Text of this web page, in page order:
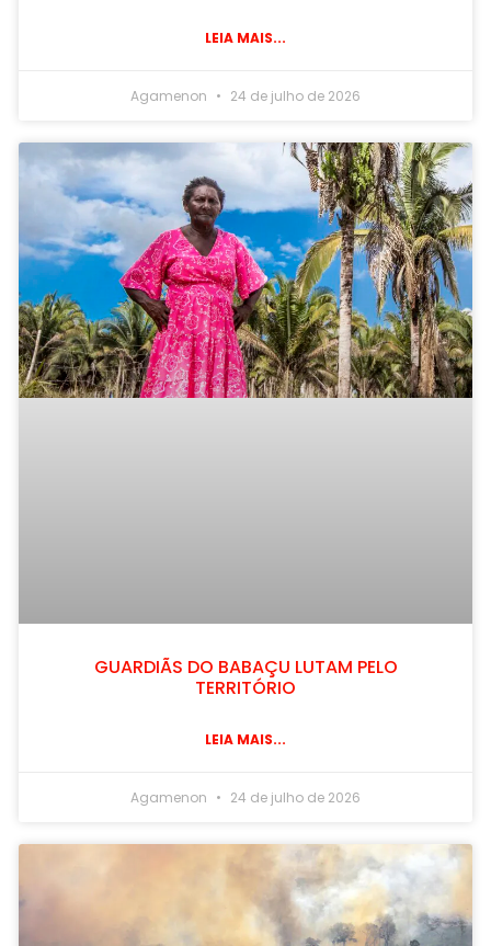
LEIA MAIS...
Agamenon 24 de julho de 2026
GUARDIÃS DO BABAÇU LUTAM PELO
TERRITÓRIO
LEIA MAIS...
Agamenon 24 de julho de 2026